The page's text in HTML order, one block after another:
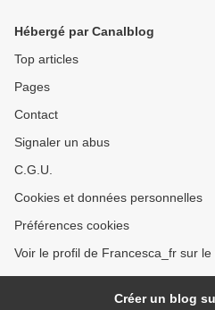
Hébergé par Canalblog
Top articles
Pages
Contact
Signaler un abus
C.G.U.
Cookies et données personnelles
Préférences cookies
Voir le profil de Francesca_fr sur
Créer un blog